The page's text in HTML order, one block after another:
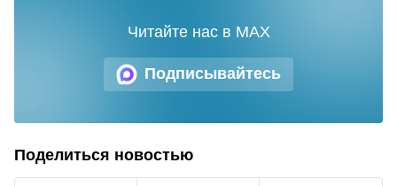
Подписывайтесь
Читайте нас в MAX
Поделиться новостью